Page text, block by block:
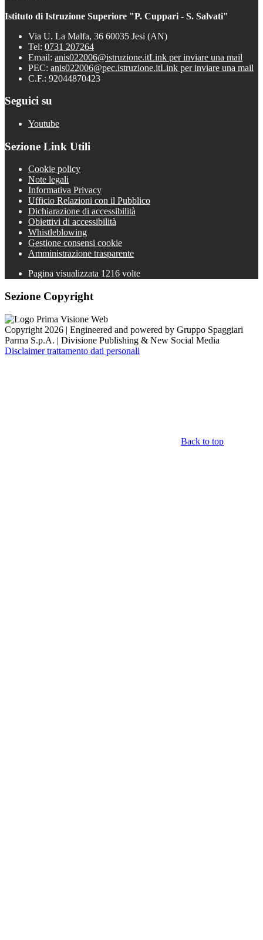
Istituto di Istruzione Superiore "P. Cuppari - S. Salvati"
Via U. La Malfa, 36 60035 Jesi (AN)
Tel: 0731 207264
Email: anis022006@istruzione.itLink per inviare una mail
PEC: anis022006@pec.istruzione.itLink per inviare una mail
C.F.: 92044870423
Seguici su
Youtube
Sezione Link Utili
Cookie policy
Note legali
Informativa Privacy
Ufficio Relazioni con il Pubblico
Dichiarazione di accessibilità
Obiettivi di accessibilità
Whistleblowing
Gestione consensi cookie
Amministrazione trasparente
Pagina visualizzata 1216 volte
Sezione Copyright
Copyright 2026 | Engineered and powered by Gruppo Spaggiari
Parma S.p.A. | Divisione Publishing & New Social Media
Disclaimer trattamento dati personali
Back to top